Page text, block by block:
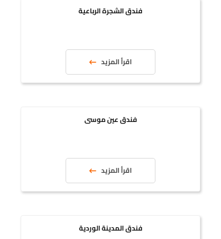
فندق الشجرة الرباعية
اقرأ المزيد
فندق عين موسى
اقرأ المزيد
فندق المدينة الوردية